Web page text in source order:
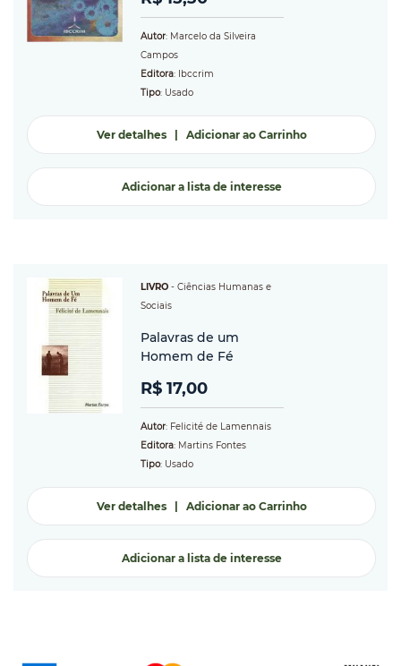
Autor: Marcelo da Silveira
Campos
Editora: Ibccrim
Tipo: Usado
Ver detalhes| Adicionar ao Carrinho
Adicionar a lista de interesse
LIVRO - Ciências Humanas e
Sociais
Palavras de um
Homem de Fé
R$ 17,00
Autor: Felicité de Lamennais
Editora: Martins Fontes
Tipo: Usado
Ver detalhes| Adicionar ao Carrinho
Adicionar a lista de interesse